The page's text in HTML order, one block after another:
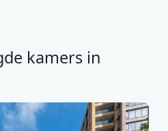
kamers in